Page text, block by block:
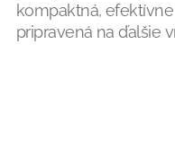
kompaktná,
pripravená na ďalšie